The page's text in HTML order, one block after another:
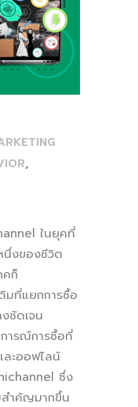
,
ในยุคที่
นึ่งของชีวิต
คก็
มที่แยกการซื้อ
ชัดเจน
ารณ์การซื้อที่
ละออฟไลน์
ซึ่ง
ำคัญมากขึ้น